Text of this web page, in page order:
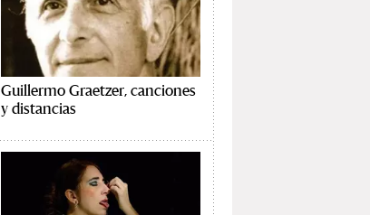
Guillermo Graetzer, canciones
y distancias